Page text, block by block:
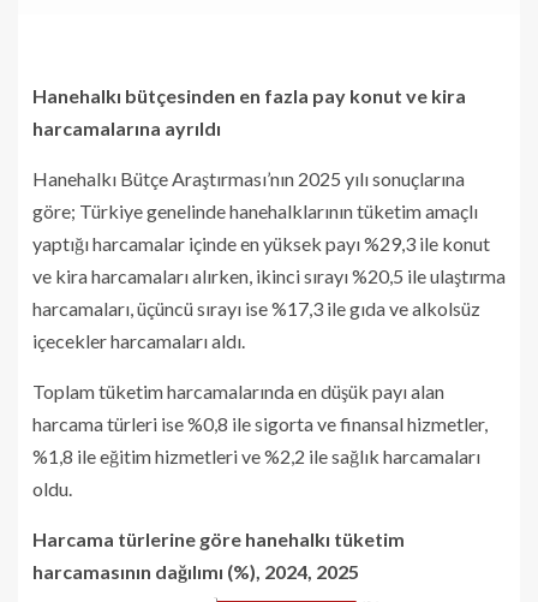
Hanehalkı bütçesinden en fazla pay konut ve kira
harcamalarına ayrıldı
Hanehalkı Bütçe Araştırması’nın 2025 yılı sonuçlarına
göre; Türkiye genelinde hanehalklarının tüketim amaçlı
yaptığı harcamalar içinde en yüksek payı %29,3 ile konut
ve kira harcamaları alırken, ikinci sırayı %20,5 ile ulaştırma
harcamaları, üçüncü sırayı ise %17,3 ile gıda ve alkolsüz
içecekler harcamaları aldı.
Toplam tüketim harcamalarında en düşük payı alan
harcama türleri ise %0,8 ile sigorta ve finansal hizmetler,
%1,8 ile eğitim hizmetleri ve %2,2 ile sağlık harcamaları
oldu.
Harcama türlerine göre hanehalkı tüketim
harcamasının dağılımı (%), 2024, 2025